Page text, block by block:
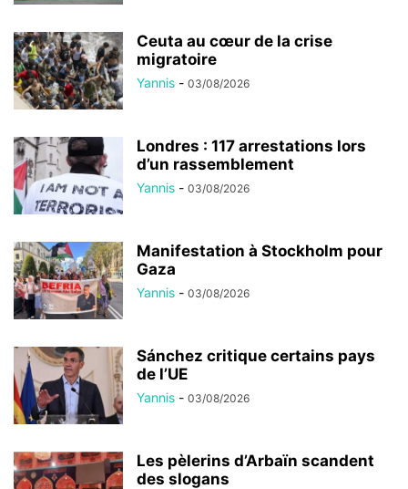
Ceuta au cœur de la crise
migratoire
Yannis - 03/08/2026
Londres : 117 arrestations lors
d’un rassemblement
Yannis - 03/08/2026
Manifestation à Stockholm pour
Gaza
Yannis - 03/08/2026
Sánchez critique certains pays
de l’UE
Yannis - 03/08/2026
Les pèlerins d’Arbaïn scandent
des slogans